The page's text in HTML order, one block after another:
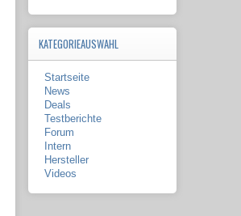
KATEGORIEAUSWAHL
Startseite
News
Deals
Testberichte
Forum
Intern
Hersteller
Videos